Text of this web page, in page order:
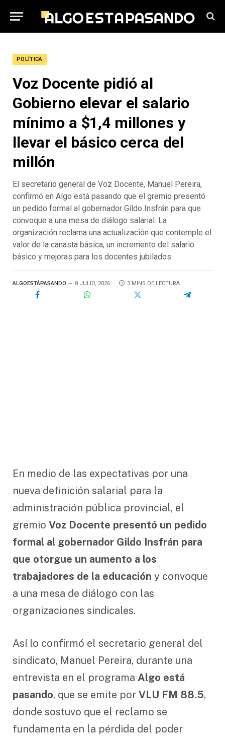
POLÍTICA
Voz Docente pidió al
Gobierno elevar el salario
mínimo a $1,4 millones y
llevar el básico cerca del
millón
El secretario general de Voz Docente, Manuel Pereira,
confirmó en Algo está pasando que el gremio presentó
un pedido formal al gobernador Gildo Insfrán para que
convoque a una mesa de diálogo salarial. La
organización reclama una actualización que contemple el
valor de la canasta básica, un incremento del salario
básico y mejoras para los docentes jubilados.
ALGOESTÁPASANDO 8 JULIO, 2026 3 MINS DE LECTURA
En medio de las expectativas por una
nueva definición salarial para la
administración pública provincial, el
gremio Voz Docente presentó un pedido
formal al gobernador Gildo Insfrán para
que otorgue un aumento a los
trabajadores de la educación y convoque
a una mesa de diálogo con las
organizaciones sindicales.
Así lo confirmó el secretario general del
sindicato, Manuel Pereira, durante una
entrevista en el programa Algo está
pasando, que se emite por VLU FM 88.5,
donde sostuvo que el reclamo se
fundamenta en la pérdida del poder